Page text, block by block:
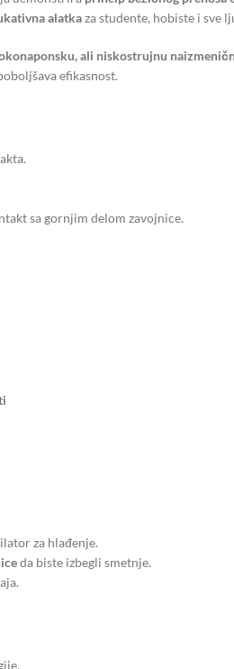
alatkaza studente, hobiste i sve
ali niskostrujnu
efikasnost.
sa gornjim delom zavojnice.
za hlađenje.
da biste izbegli smetnje.